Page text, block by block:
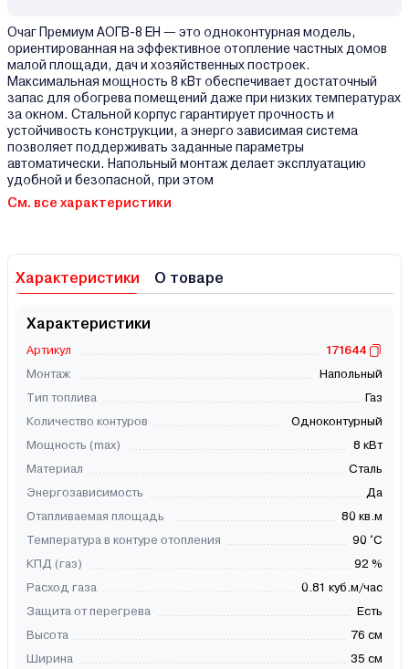
Очаг Премиум АОГВ-8 ЕH — это одноконтурная модель,
ориентированная на эффективное отопление частных домов
малой площади, дач и хозяйственных построек.
Максимальная мощность 8 кВт обеспечивает достаточный
запас для обогрева помещений даже при низких температурах
за окном. Стальной корпус гарантирует прочность и
устойчивость конструкции, а энерго зависимая система
позволяет поддерживать заданные параметры
автоматически. Напольный монтаж делает эксплуатацию
удобной и безопасной, при этом
См. все характеристики
Характеристики О товаре
Характеристики
Артикул
171644
Монтаж
Напольный
Тип топлива
Газ
Количество контуров
Одноконтурный
Мощность (max)
8 кВт
Материал
Сталь
Энергозависимость
Да
Отапливаемая площадь
80 кв.м
Температура в контуре отопления
90 °C
КПД (газ)
92 %
Расход газа
0.81 куб.м/час
Защита от перегрева
Есть
Высота
76 см
Ширина
35 см